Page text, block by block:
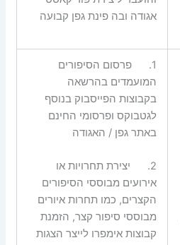
אגודה ובה פינת גפן קבועה
1.
פרסום הסיפורים
המועמדים בהרשאה
בקבוצות הפייסבוק בנוסף
לגטבוקס ופרסומי החינם
באתר גפן / האגודה
2.
יצירת תחרויות או
אירועים מבוססי הסיפורים
הקצרים, כמו תחרות איורים
מבוססי סיפור קצר, הזמנת
קבוצות אימפרו לייצר הצגות